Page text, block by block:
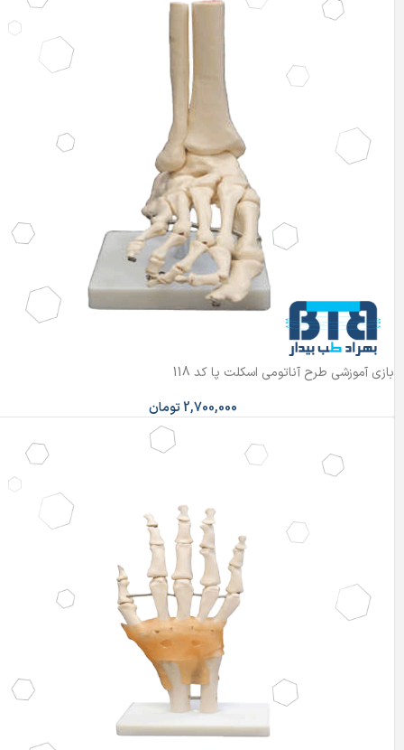
بازی آموزشی طرح آناتومی اسکلت پا کد 118
2,700,000تومان